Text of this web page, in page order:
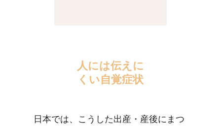
日本では、こうした出産・産後にまつ
人には伝えに
くい自覚症状